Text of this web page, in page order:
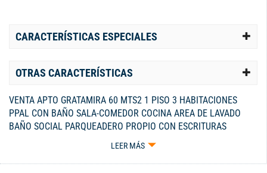
CARACTERÍSTICAS ESPECIALES
OTRAS CARACTERÍSTICAS
VENTA APTO GRATAMIRA 60 MTS2 1 PISO 3 HABITACIONES
PPAL CON BAÑO SALA-COMEDOR COCINA AREA DE LAVADO
BAÑO SOCIAL PARQUEADERO PROPIO CON ESCRITURAS
APARTE ADMÓN: $221.000 $ 265.000.000 NEGOCIABLES
LEER MÁS